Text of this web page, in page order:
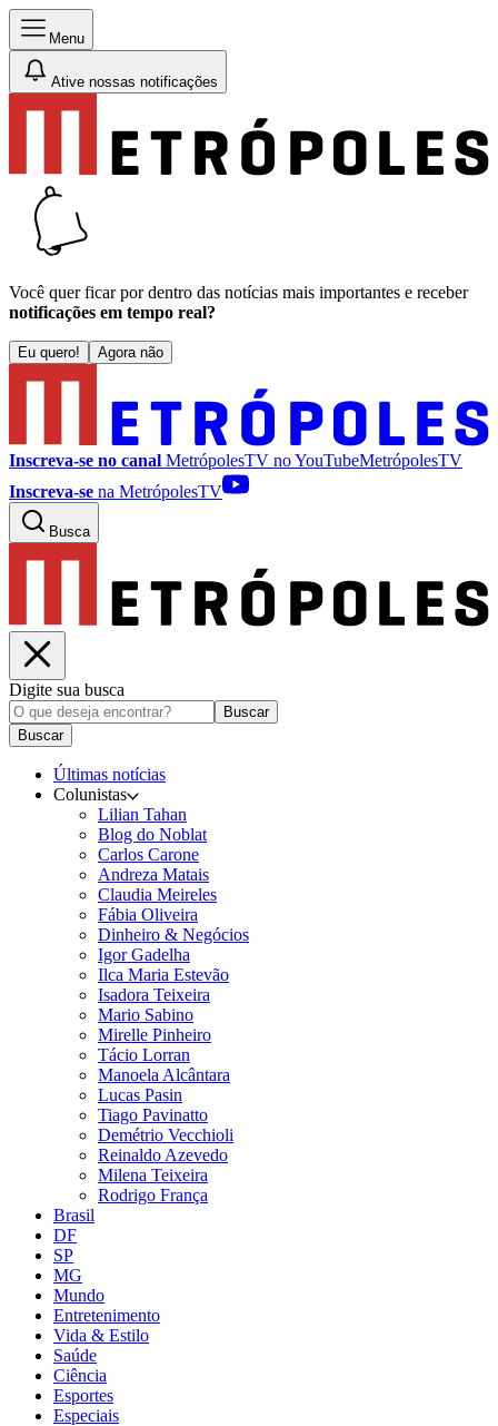
Menu
Ative nossas notificações
Você quer ficar por dentro das notícias mais importantes e receber
notificações em tempo real?
Eu quero! Agora não
Inscreva-se no canal MetrópolesTV noYouTubeMetrópolesTV
Inscreva-se na MetrópolesTV
Busca
Digite sua busca
Buscar
Buscar
Últimas notícias
Colunistas
Lilian Tahan
Blog do Noblat
Carlos Carone
Andreza Matais
Claudia Meireles
Fábia Oliveira
Dinheiro & Negócios
Igor Gadelha
Ilca Maria Estevão
Isadora Teixeira
Mario Sabino
Mirelle Pinheiro
Tácio Lorran
Manoela Alcântara
Lucas Pasin
Tiago Pavinatto
Demétrio Vecchioli
Reinaldo Azevedo
Milena Teixeira
Rodrigo França
Brasil
DF
SP
MG
Mundo
Entretenimento
Vida & Estilo
Saúde
Ciência
Esportes
Especiais